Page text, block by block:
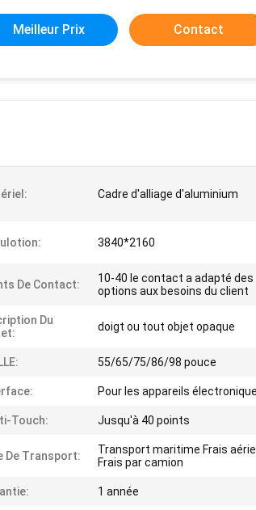
Meilleur Prix Contact
Cadre d'alliage d'aluminium
3840*2160
De Contact:
10-40 le contact a adapté des
options aux besoins du client
Du
doigt ou tout objet opaque
55/65/75/86/98 pouce
Pour les appareils
Touch: Jusqu'à 40 points
De Transport:
Transport maritime Frais
Frais par camion
1 année